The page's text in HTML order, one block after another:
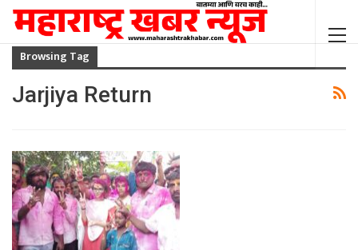
Browsing Tag
Jarjiya Return